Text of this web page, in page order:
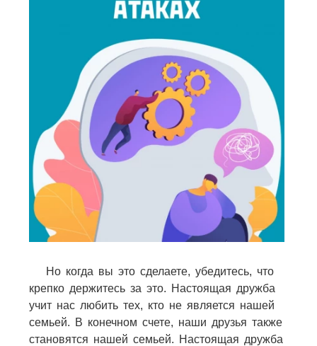
Но когда вы это сделаете, убедитесь, что
крепко держитесь за это. Настоящая дружба
учит нас любить тех, кто не является нашей
семьей. В конечном счете, наши друзья также
становятся нашей семьей. Настоящая дружба